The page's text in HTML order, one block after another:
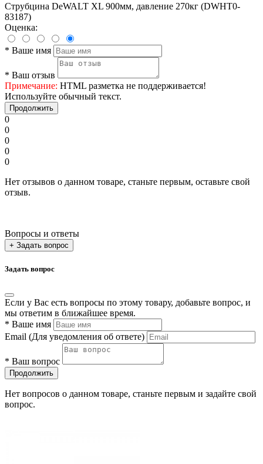
Струбцина DeWALT XL 900мм, давление 270кг (DWHT0-
83187)
Оценка:
* Ваше имя
* Ваш отзыв
Примечание: HTML разметка не поддерживается!
Используйте обычный текст.
Продолжить
0
0
0
0
0
Нет отзывов о данном товаре, станьте первым, оставьте свой
отзыв.
Вопросы и ответы
+ Задать вопрос
Задать вопрос
Если у Вас есть вопросы по этому товару, добавьте вопрос, и
мы ответим в ближайшее время.
* Ваше имя
Email (Для уведомления об ответе)
* Ваш вопрос
Продолжить
Нет вопросов о данном товаре, станьте первым и задайте свой
вопрос.